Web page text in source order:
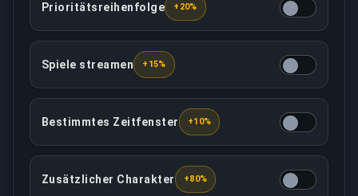
Diese Option gewährleistet, dass Ihr Auftrag mit
Prioritätsreihenfolge +20%
Der Ihnen zugewiesene Booster zeichnet alle
Spiele streamen +15%
Deinen Boost zu einem bestimmten Zeitpunkt
Bestimmtes Zeitfenster +10%
Den Service auf einem zusätzlichen Charakter
Zusätzlicher Charakter +80%